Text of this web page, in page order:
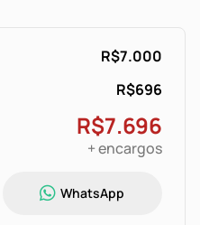
R$7.000
R$696
R$7.696
+ encargos
WhatsApp